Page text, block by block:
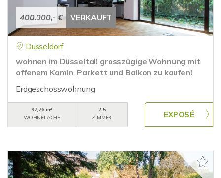
400.000,- € VERKAUFT
Düsseldorf
wohnen im Düsseltal! grosszügige Wohnung mit
offenem Kamin, Parkett und Balkon zu kaufen!
Erdgeschosswohnung
97,76 m²
WOHNFLÄCHE
2,5
ZIMMER